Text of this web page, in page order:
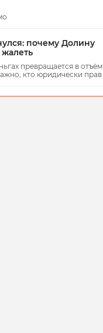
почему Долину
превращается в отъём
кто юридически прав